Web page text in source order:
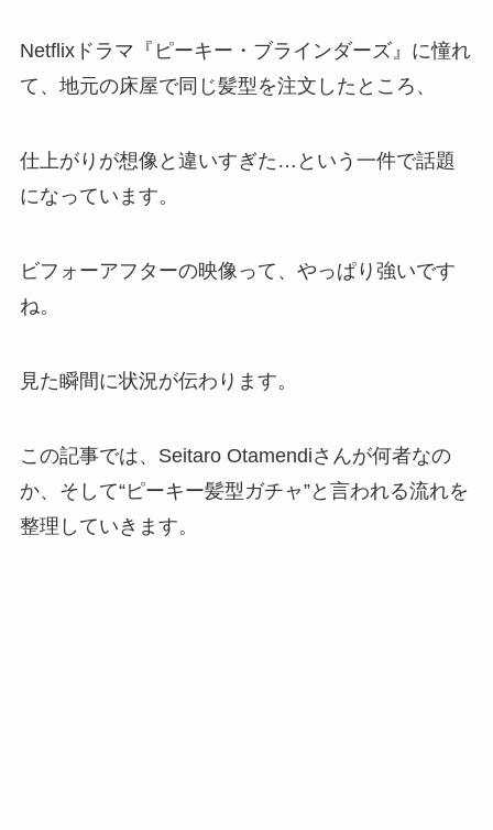
Netflixドラマ『ピーキー・ブラインダーズ』に憧れ
て、地元の床屋で同じ髪型を注文したところ、
仕上がりが想像と違いすぎた…という一件で話題
になっています。
ビフォーアフターの映像って、やっぱり強いです
ね。
見た瞬間に状況が伝わります。
この記事では、Seitaro Otamendiさんが何者なの
か、そして“ピーキー髪型ガチャ”と言われる流れを
整理していきます。